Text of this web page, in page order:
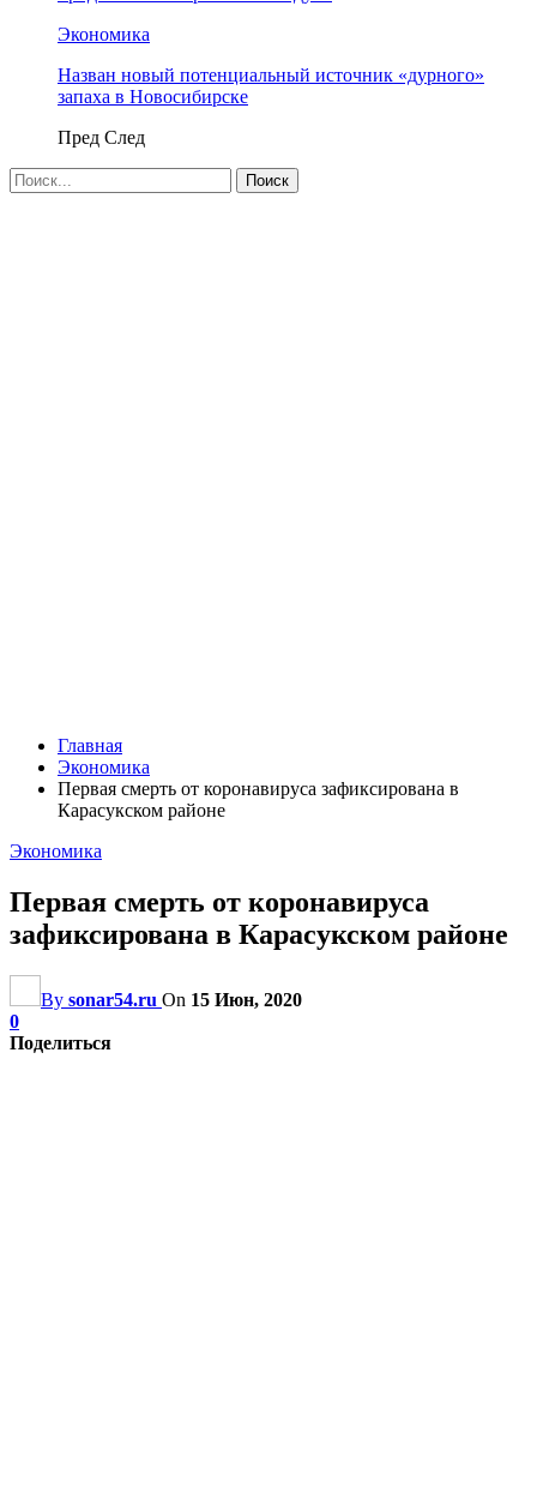
Экономика
Назван новый потенциальный источник «дурного»
запаха в Новосибирске
Пред След
Главная
Экономика
Первая смерть от коронавируса зафиксирована в
Карасукском районе
Экономика
Первая смерть от коронавируса
зафиксирована в Карасукском районе
By sonar54.ru On 15 Июн, 2020
0
Поделиться